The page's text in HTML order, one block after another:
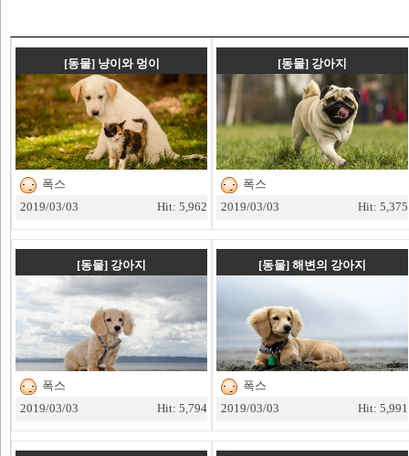
[동물] 냥이와 멍이
폭스
2019/03/03
Hit: 5,962
[동물] 강아지
폭스
2019/03/03
Hit: 5,375
[동물] 강아지
폭스
2019/03/03
Hit: 5,794
[동물] 해변의 강아지
폭스
2019/03/03
Hit: 5,991